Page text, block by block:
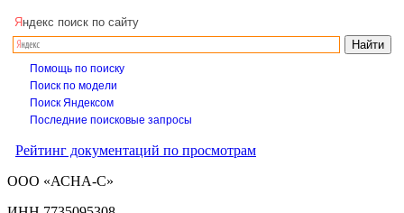
Я ндекс поиск по сайту
Помощь по поиску
Поиск по модели
Поиск Яндексом
Последние поисковые запросы
Рейтинг документаций по просмотрам
ООО «АСНА-С»